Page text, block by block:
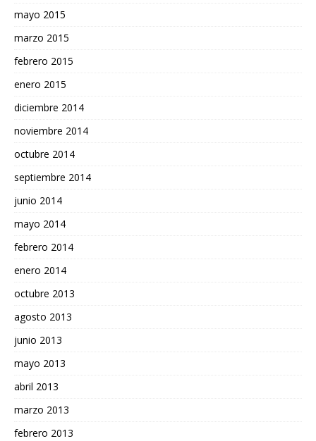
mayo 2015
marzo 2015
febrero 2015
enero 2015
diciembre 2014
noviembre 2014
octubre 2014
septiembre 2014
junio 2014
mayo 2014
febrero 2014
enero 2014
octubre 2013
agosto 2013
junio 2013
mayo 2013
abril 2013
marzo 2013
febrero 2013